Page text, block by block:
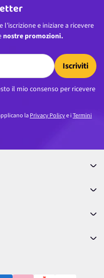
e iniziare a ricevere
nostre promozioni.
Iscriviti
il mio consenso per ricevere
laPrivacy Policye iTermini